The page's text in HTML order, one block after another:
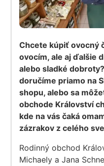
Chcete kúpiť ovocný
ovocím, ale aj ďalšie
alebo sladké
doručíme priamo na
shopu, alebo sa
obchode Království
kde na vás čaká
zázrakov z celého
Rodinný obchod
Michaely a Jana